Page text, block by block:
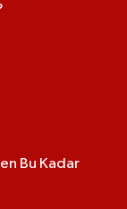
Bu Kadar